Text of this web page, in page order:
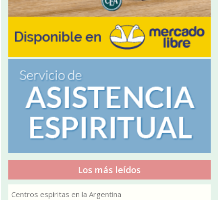
Los más leídos
Centros espíritas en la Argentina